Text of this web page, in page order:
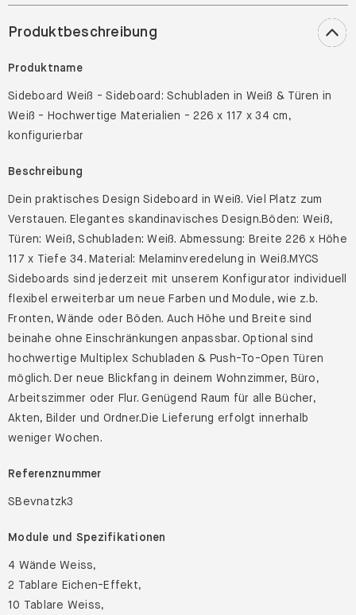
Produktbeschreibung
Produktname
Sideboard Weiß - Sideboard: Schubladen in Weiß & Türen in
Weiß - Hochwertige Materialien - 226 x 117 x 34 cm,
konfigurierbar
Beschreibung
Dein praktisches Design Sideboard in Weiß. Viel Platz zum
Verstauen. Elegantes skandinavisches Design.Böden: Weiß,
Türen: Weiß, Schubladen: Weiß. Abmessung: Breite 226 x Höhe
117 x Tiefe 34. Material: Melaminveredelung in Weiß.MYCS
Sideboards sind jederzeit mit unserem Konfigurator individuell
flexibel erweiterbar um neue Farben und Module, wie z.b.
Fronten, Wände oder Böden. Auch Höhe und Breite sind
beinahe ohne Einschränkungen anpassbar. Optional sind
hochwertige Multiplex Schubladen & Push-To-Open Türen
möglich. Der neue Blickfang in deinem Wohnzimmer, Büro,
Arbeitszimmer oder Flur. Genügend Raum für alle Bücher,
Akten, Bilder und Ordner.Die Lieferung erfolgt innerhalb
weniger Wochen.
Referenznummer
SBevnatzk3
Module und Spezifikationen
4 Wände Weiss,
2 Tablare Eichen-Effekt,
10 Tablare Weiss,